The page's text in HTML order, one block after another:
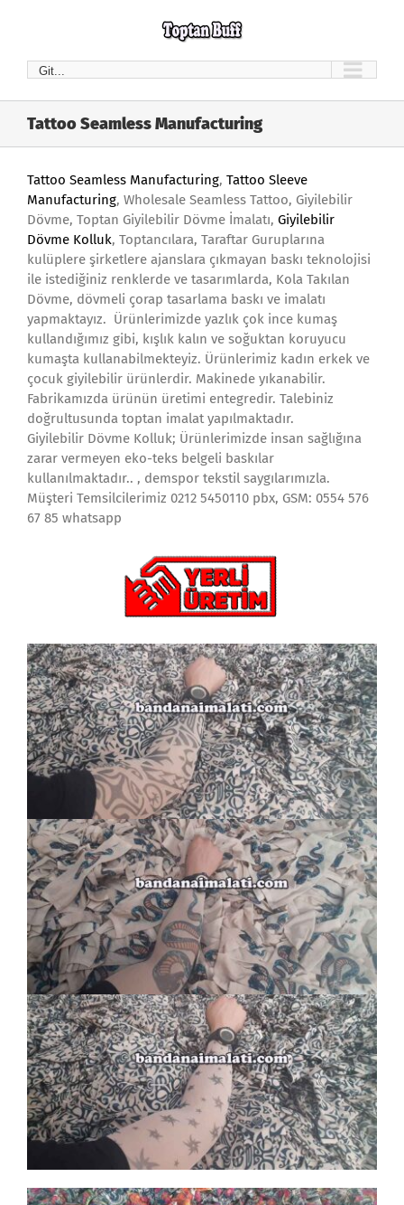
Git...
Tattoo Seamless Manufacturing
Tattoo Seamless Manufacturing, Tattoo Sleeve
Manufacturing, Wholesale Seamless Tattoo, Giyilebilir
Dövme, Toptan Giyilebilir Dövme İmalatı, Giyilebilir
Dövme Kolluk, Toptancılara, Taraftar Guruplarına
kulüplere şirketlere ajanslara çıkmayan baskı teknolojisi
ile istediğiniz renklerde ve tasarımlarda, Kola Takılan
Dövme, dövmeli çorap tasarlama baskı ve imalatı
yapmaktayız. Ürünlerimizde yazlık çok ince kumaş
kullandığımız gibi, kışlık kalın ve soğuktan koruyucu
kumaşta kullanabilmekteyiz. Ürünlerimiz kadın erkek ve
çocuk giyilebilir ürünlerdir. Makinede yıkanabilir.
Fabrikamızda ürünün üretimi entegredir. Talebiniz
doğrultusunda toptan imalat yapılmaktadır.
Giyilebilir Dövme Kolluk; Ürünlerimizde insan sağlığına
zarar vermeyen eko-teks belgeli baskılar
kullanılmaktadır.. , demspor tekstil saygılarımızla.
Müşteri Temsilcilerimiz 0212 5450110 pbx, GSM: 0554 576
67 85 whatsapp